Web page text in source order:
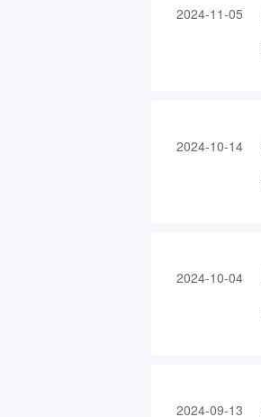
2024-11-05
2024-10-14
2024-10-04
2024-09-13